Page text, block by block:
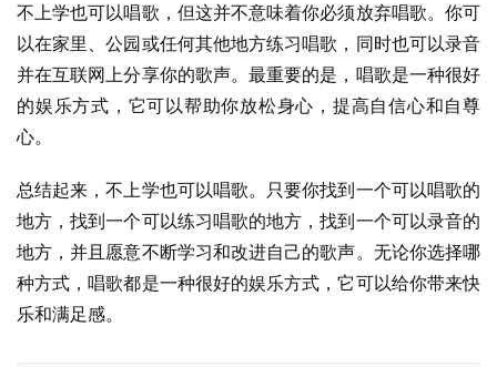
不上学也可以唱歌，但这并不意味着你必须放弃唱歌。你可
以在家里、公园或任何其他地方练习唱歌，同时也可以录音
并在互联网上分享你的歌声。最重要的是，唱歌是一种很好
的娱乐方式，它可以帮助你放松身心，提高自信心和自尊
心。
总结起来，不上学也可以唱歌。只要你找到一个可以唱歌的
地方，找到一个可以练习唱歌的地方，找到一个可以录音的
地方，并且愿意不断学习和改进自己的歌声。无论你选择哪
种方式，唱歌都是一种很好的娱乐方式，它可以给你带来快
乐和满足感。